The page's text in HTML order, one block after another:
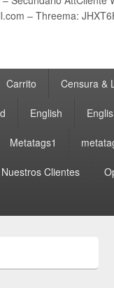
– Threema:
Carrito Censura &
English
Metatags1
Nuestros Clientes